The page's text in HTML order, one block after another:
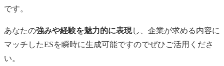
です。
あなたの強みや経験を魅力的に表現し、企業が求める内容に
マッチしたESを瞬時に生成可能ですのでぜひご活用くださ
い。